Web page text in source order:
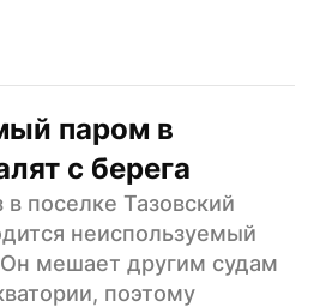
паром в
с берега
в поселке Тазовский
неиспользуемый
мешает другим судам
поэтому